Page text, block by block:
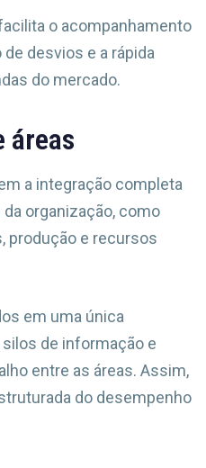
o acompanhamento
desvios e a rápida
do mercado.
áreas
a integração completa
organização, como
produção e recursos
em uma única
de informação e
entre as áreas. Assim,
do desempenho